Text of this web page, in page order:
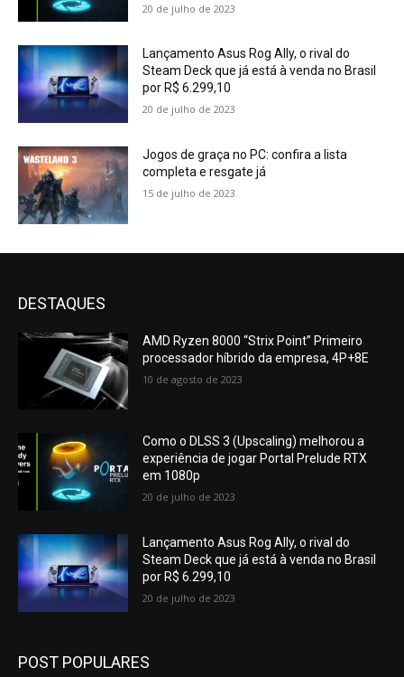
20 de julho de 2023
Lançamento Asus Rog Ally, o rival do
Steam Deck que já está à venda no Brasil
por R$ 6.299,10
20 de julho de 2023
Jogos de graça no PC: confira a lista
completa e resgate já
15 de julho de 2023
DESTAQUES
AMD Ryzen 8000 “Strix Point” Primeiro
processador híbrido da empresa, 4P+8E
10 de agosto de 2023
Como o DLSS 3 (Upscaling) melhorou a
experiência de jogar Portal Prelude RTX
em 1080p
20 de julho de 2023
Lançamento Asus Rog Ally, o rival do
Steam Deck que já está à venda no Brasil
por R$ 6.299,10
20 de julho de 2023
POST POPULARES